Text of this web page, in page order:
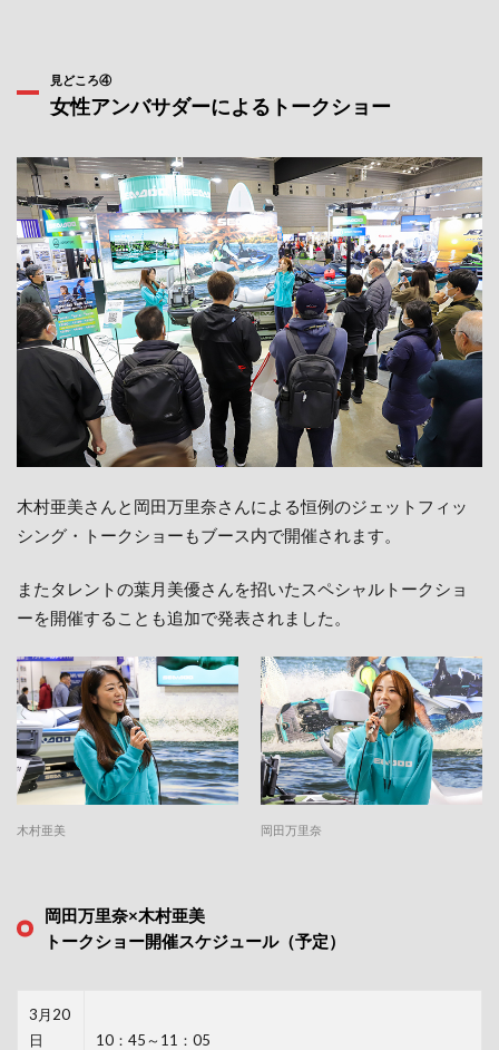
見どころ④
女性アンバサダーによるトークショー
木村亜美さんと岡田万里奈さんによる恒例のジェットフィッ
シング・トークショーもブース内で開催されます。
またタレントの葉月美優さんを招いたスペシャルトークショ
ーを開催することも追加で発表されました。
木村亜美 岡田万里奈
岡田万里奈×木村亜美
トークショー開催スケジュール（予定）
3月20
日
10：45～11：05